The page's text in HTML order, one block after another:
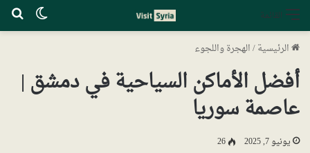
القائمة
الرئيسية/الهجرة واللجوء
أفضل الأماكن السياحية في دمشق |
عاصمة سوريا
يونيو 7, 2025 26